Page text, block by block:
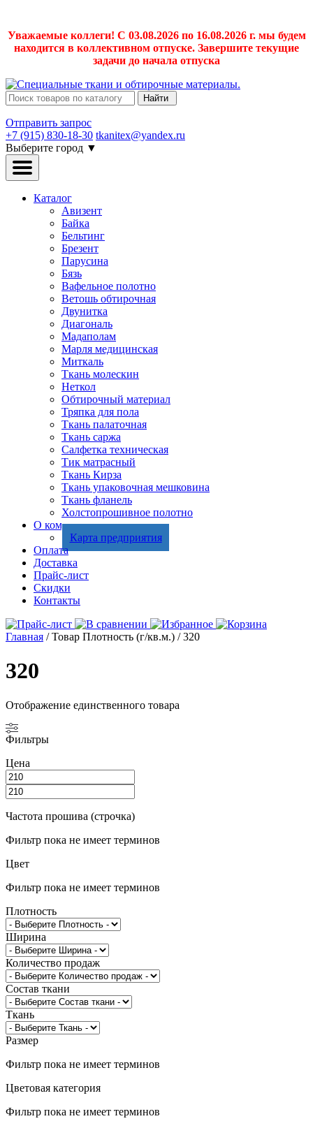
Уважаемые коллеги! С 03.08.2026 по 16.08.2026 г. мы будем
находится в коллективном отпуске. Завершите текущие
задачи до начала отпуска
Найти
Отправить запрос
+7 (915) 830-18-30 tkanitex@yandex.ru
Выберите город ▼
Каталог
Авизент
Байка
Бельтинг
Брезент
Парусина
Бязь
Вафельное полотно
Ветошь обтирочная
Двунитка
Диагональ
Мадаполам
Марля медицинская
Миткаль
Ткань молескин
Неткол
Обтирочный материал
Тряпка для пола
Ткань палаточная
Ткань саржа
Салфетка техническая
Тик матрасный
Ткань Кирза
Ткань упаковочная мешковина
Ткань фланель
Холстопрошивное полотно
О компании
Карта предприятия
Оплата
Доставка
Прайс-лист
Скидки
Контакты
Главная / Товар Плотность (г/кв.м.) / 320
320
Отображение единственного товара
Фильтры
Цена
Частота прошива (строчка)
Фильтр пока не имеет терминов
Цвет
Фильтр пока не имеет терминов
Плотность
Ширина
Количество продаж
Состав ткани
Ткань
Размер
Фильтр пока не имеет терминов
Цветовая категория
Фильтр пока не имеет терминов